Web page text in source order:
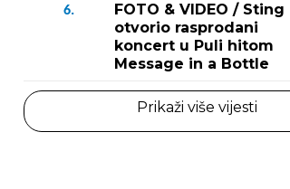
6.
FOTO & VIDEO / Sting
otvorio rasprodani
koncert u Puli hitom
Message in a Bottle
Prikaži više vijesti